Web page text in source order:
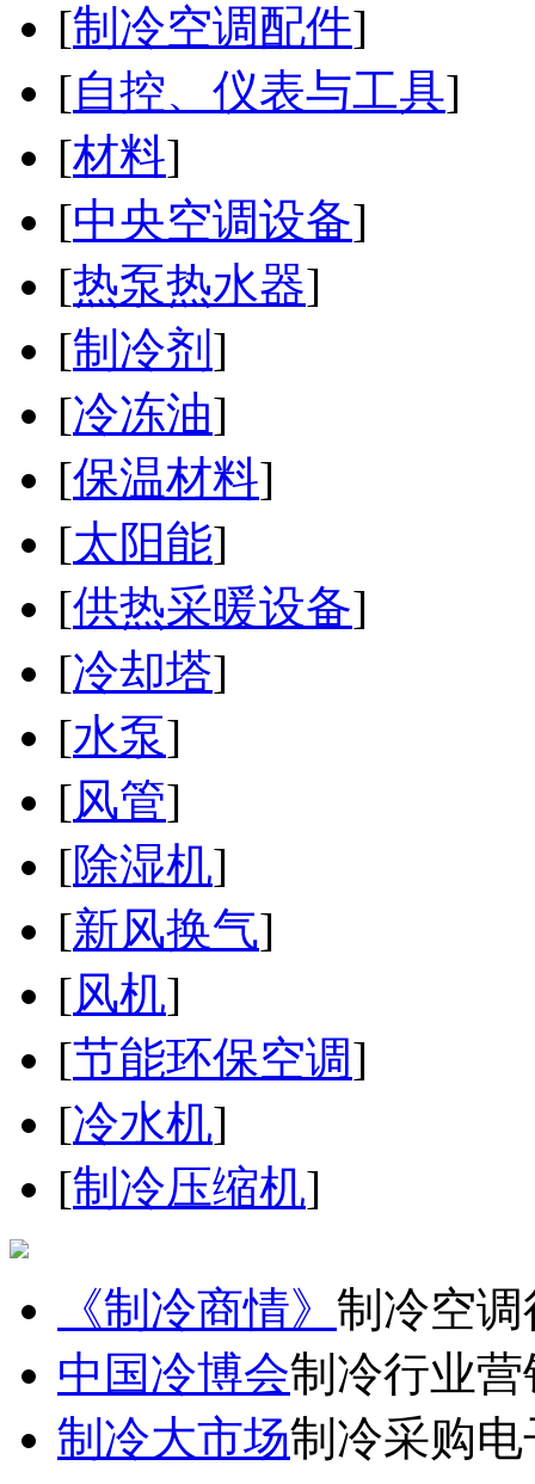
[制冷空调配件]
[自控、仪表与工具]
[材料]
[中央空调设备]
[热泵热水器]
[制冷剂 ]
[冷冻油]
[保温材料]
[太阳能]
[供热采暖设备]
[冷却塔]
[水泵]
[风管]
[除湿机]
[新风换气]
[风机]
[节能环保空调]
[冷水机]
[制冷压缩机]
《制冷商情》 制冷空
中国冷博会制冷行业
制冷大市场制冷采购